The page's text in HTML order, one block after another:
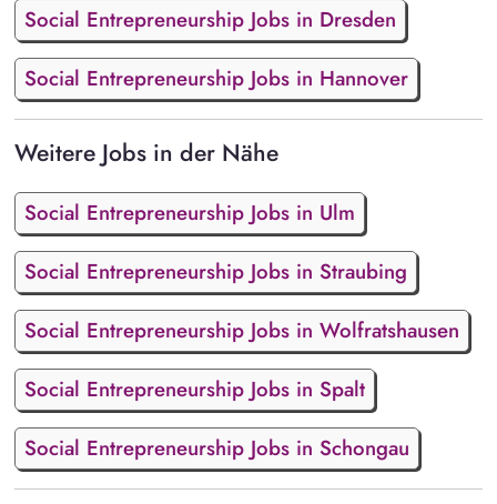
Social Entrepreneurship Jobs in Dresden
Social Entrepreneurship Jobs in Hannover
Weitere Jobs in der Nähe
Social Entrepreneurship Jobs in Ulm
Social Entrepreneurship Jobs in Straubing
Social Entrepreneurship Jobs in Wolfratshausen
Social Entrepreneurship Jobs in Spalt
Social Entrepreneurship Jobs in Schongau